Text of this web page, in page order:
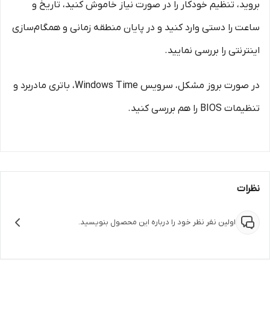
بروید، تنظیم خودکار را در صورت نیاز خاموش کنید، تاریخ و
ساعت را دستی وارد کنید و در پایان منطقه زمانی و همگام‌سازی
اینترنتی را بررسی نمایید.
در صورت بروز مشکل، سرویس Windows Time، باتری مادربرد و
تنظیمات BIOS را هم بررسی کنید.
نظرات
اولین نفر نظر خود را درباره این محصول بنویسید.